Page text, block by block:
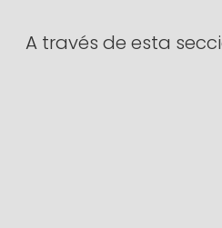
A través de esta